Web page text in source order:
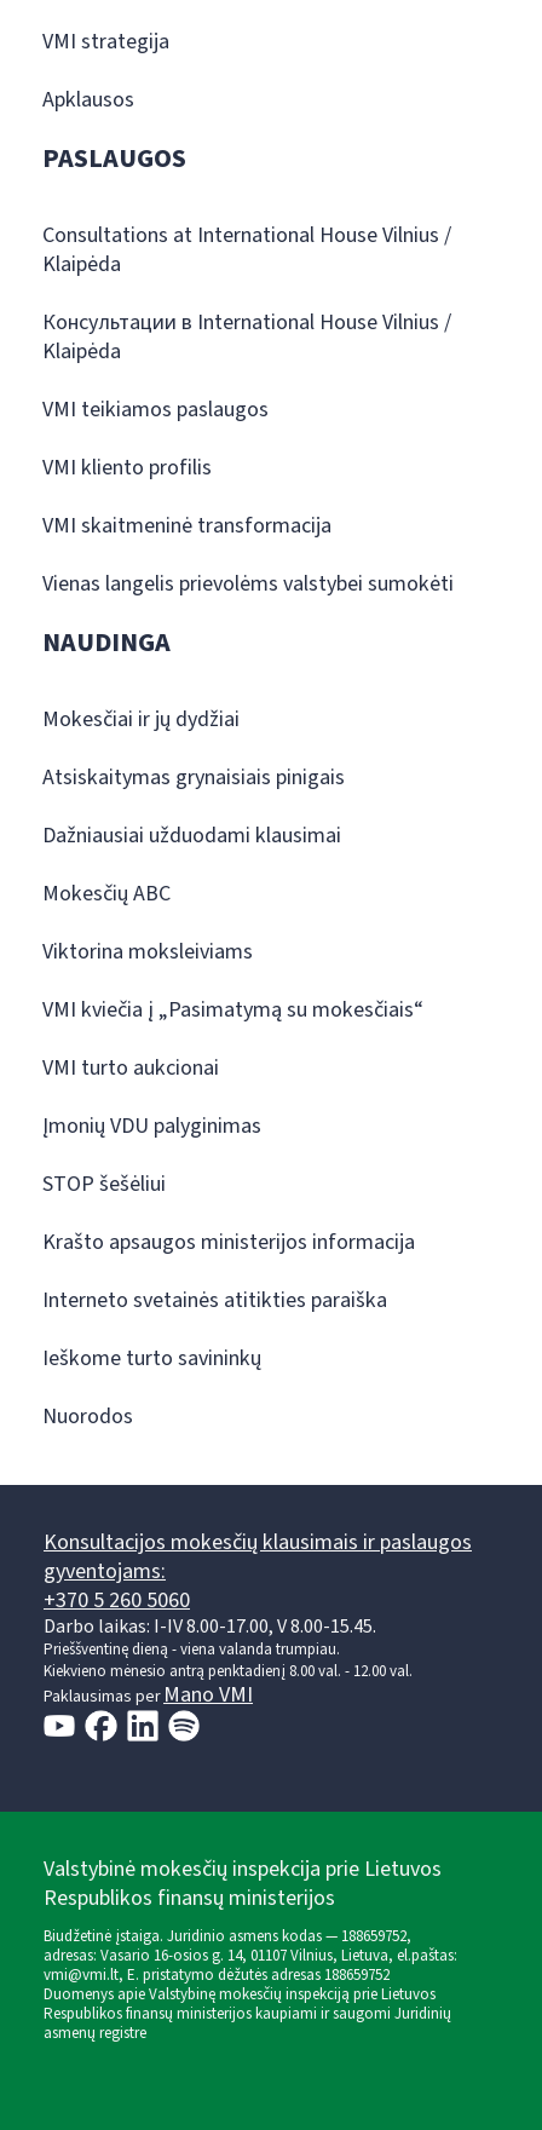
VMI strategija
Apklausos
PASLAUGOS
Consultations at International House Vilnius /
Klaipėda
Консультации в International House Vilnius /
Klaipėda
VMI teikiamos paslaugos
VMI kliento profilis
VMI skaitmeninė transformacija
Vienas langelis prievolėms valstybei sumokėti
NAUDINGA
Mokesčiai ir jų dydžiai
Atsiskaitymas grynaisiais pinigais
Dažniausiai užduodami klausimai
Mokesčių ABC
Viktorina moksleiviams
VMI kviečia į „Pasimatymą su mokesčiais“
VMI turto aukcionai
Įmonių VDU palyginimas
STOP šešėliui
Krašto apsaugos ministerijos informacija
Interneto svetainės atitikties paraiška
Ieškome turto savininkų
Nuorodos
Konsultacijos mokesčių klausimais ir paslaugos
gyventojams:
+370 5 260 5060
Darbo laikas: I-IV 8.00-17.00, V 8.00-15.45.
Prieššventinę dieną - viena valanda trumpiau.
Kiekvieno mėnesio antrą penktadienį 8.00 val. - 12.00 val.
Paklausimas perMano VMI
Valstybinė mokesčių inspekcija prie Lietuvos
Respublikos finansų ministerijos
Biudžetinė įstaiga. Juridinio asmens kodas — 188659752,
adresas: Vasario 16-osios g. 14, 01107 Vilnius, Lietuva, el.paštas:
vmi@vmi.lt, E. pristatymo dėžutės adresas 188659752
Duomenys apie Valstybinę mokesčių inspekciją prie Lietuvos
Respublikos finansų ministerijos kaupiami ir saugomi Juridinių
asmenų registre